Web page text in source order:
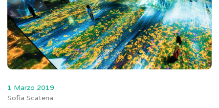
1 Marzo 2019
Sofia Scatena